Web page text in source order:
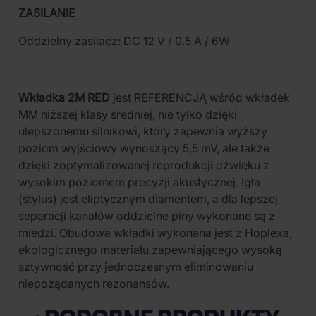
ZASILANIE
Oddzielny zasilacz: DC 12 V / 0.5 A / 6W
Wkładka 2M RED jest REFERENCJĄ wśród wkładek
MM niższej klasy średniej, nie tylko dzięki
ulepszonemu silnikowi, który zapewnia wyższy
poziom wyjściowy wynoszący 5,5 mV, ale także
dzięki zoptymalizowanej reprodukcji dźwięku z
wysokim poziomem precyzji akustycznej. Igła
(stylus) jest eliptycznym diamentem, a dla lepszej
separacji kanałów oddzielne piny wykonane są z
miedzi. Obudowa wkładki wykonana jest z Hoplexa,
ekologicznego materiału zapewniającego wysoką
sztywność przy jednoczesnym eliminowaniu
niepożądanych rezonansów.